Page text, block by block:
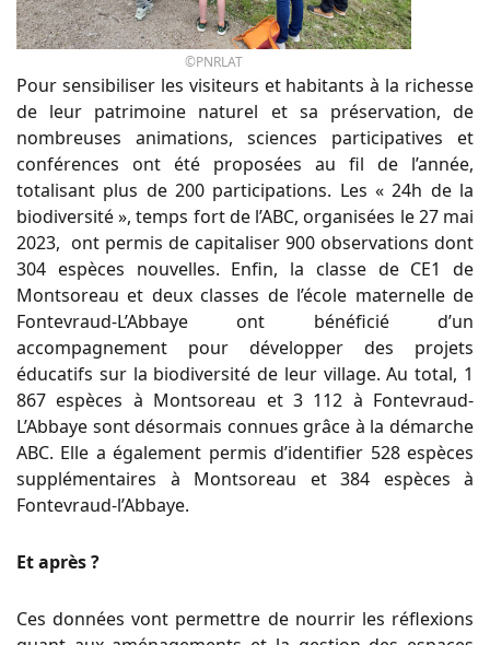
©PNRLAT
Pour sensibiliser les visiteurs et habitants à la richesse
de leur patrimoine naturel et sa préservation, de
nombreuses animations, sciences participatives et
conférences ont été proposées au fil de l’année,
totalisant plus de 200 participations. Les « 24h de la
biodiversité », temps fort de l’ABC, organisées le 27 mai
2023, ont permis de capitaliser 900 observations dont
304 espèces nouvelles. Enfin, la classe de CE1 de
Montsoreau et deux classes de l’école maternelle de
Fontevraud-L’Abbaye ont bénéficié d’un
accompagnement pour développer des projets
éducatifs sur la biodiversité de leur village. Au total, 1
867 espèces à Montsoreau et 3 112 à Fontevraud-
L’Abbaye sont désormais connues grâce à la démarche
ABC. Elle a également permis d’identifier 528 espèces
supplémentaires à Montsoreau et 384 espèces à
Fontevraud-l’Abbaye.
Et après ?
Ces données vont permettre de nourrir les réflexions